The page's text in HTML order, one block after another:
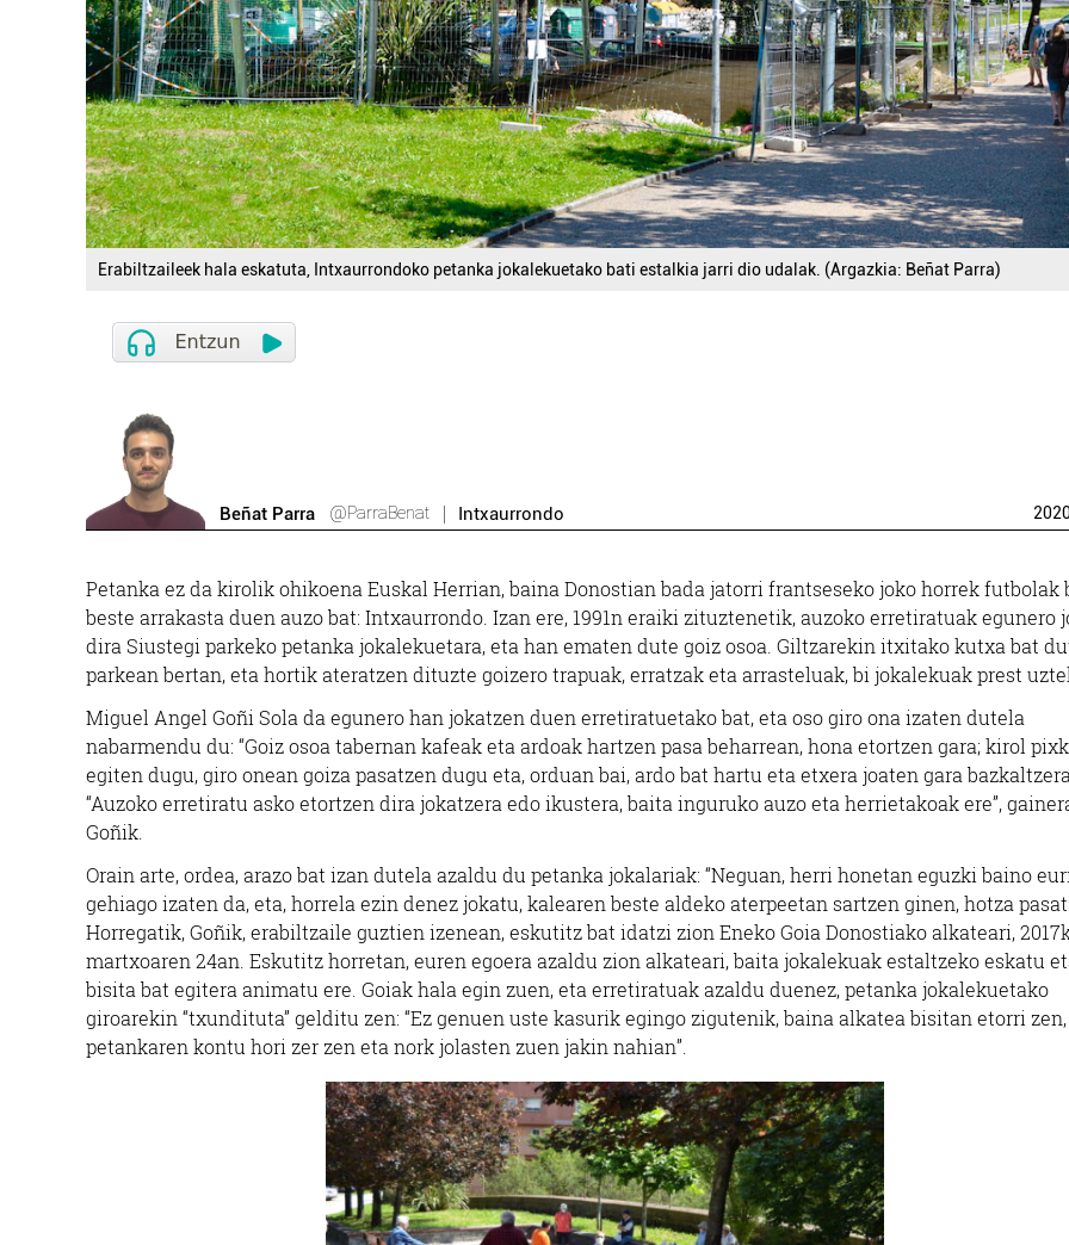
Erabiltzaileek hala eskatuta, Intxaurrondoko petanka jokalekuetako bati estalkia jarri dio udalak. (Argazkia: Beñat Parra)
Beñat Parra @ParraBenat Intxaurrondo
Petanka ez da kirolik ohikoena Euskal Herrian, baina Donostian bada jatorri frantseseko joko horrek futbolak
beste arrakasta duen auzo bat: Intxaurrondo. Izan ere, 1991n eraiki zituztenetik, auzoko erretiratuak egunero
dira Siustegi parkeko petanka jokalekuetara, eta han ematen dute goiz osoa. Giltzarekin itxitako kutxa bat
parkean bertan, eta hortik ateratzen dituzte goizero trapuak, erratzak eta arrasteluak, bi jokalekuak prest
Miguel Angel Goñi Sola da egunero han jokatzen duen erretiratuetako bat, eta oso giro ona izaten dutela
nabarmendu du: “Goiz osoa tabernan kafeak eta ardoak hartzen pasa beharrean, hona etortzen gara; kirol
egiten dugu, giro onean goiza pasatzen dugu eta, orduan bai, ardo bat hartu eta etxera joaten gara
“Auzoko erretiratu asko etortzen dira jokatzera edo ikustera, baita inguruko auzo eta herrietakoak ere”,
Goñik.
Orain arte, ordea, arazo bat izan dutela azaldu du petanka jokalariak: “Neguan, herri honetan eguzki baino euri
gehiago izaten da, eta, horrela ezin denez jokatu, kalearen beste aldeko aterpeetan sartzen ginen, hotza
Horregatik, Goñik, erabiltzaile guztien izenean, eskutitz bat idatzi zion Eneko Goia Donostiako alkateari,
martxoaren 24an. Eskutitz horretan, euren egoera azaldu zion alkateari, baita jokalekuak estaltzeko eskatu
bisita bat egitera animatu ere. Goiak hala egin zuen, eta erretiratuak azaldu duenez, petanka jokalekuetako
giroarekin “txundituta” gelditu zen: “Ez genuen uste kasurik egingo zigutenik, baina alkatea bisitan etorri zen,
petankaren kontu hori zer zen eta nork jolasten zuen jakin nahian”.